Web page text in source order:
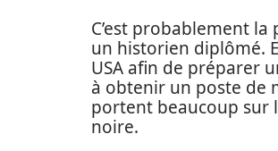
C’est probablement
un historien diplômé.
USA afin de préparer
à obtenir un poste de
portent beaucoup sur
noire.